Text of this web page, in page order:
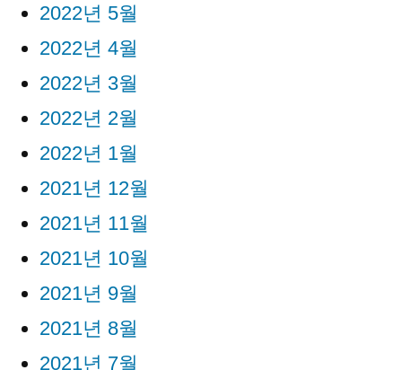
2022년 5월
2022년 4월
2022년 3월
2022년 2월
2022년 1월
2021년 12월
2021년 11월
2021년 10월
2021년 9월
2021년 8월
2021년 7월